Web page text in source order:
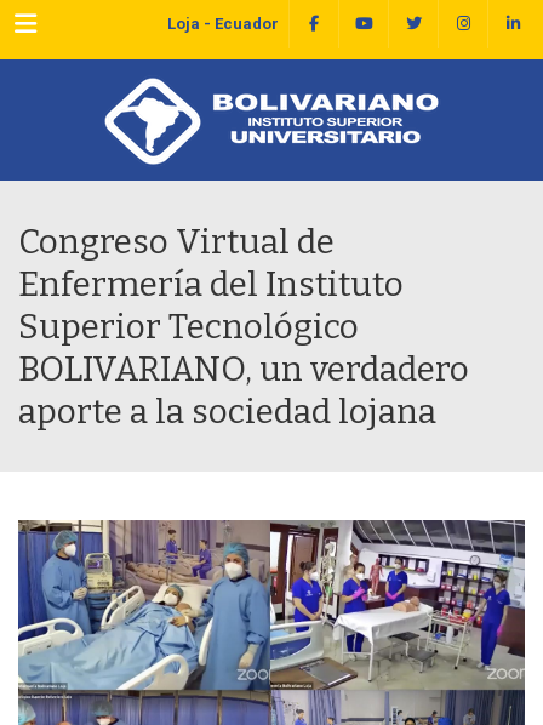
Menu Loja - Ecuador
Congreso Virtual de
Enfermería del Instituto
Superior Tecnológico
BOLIVARIANO, un verdadero
aporte a la sociedad lojana